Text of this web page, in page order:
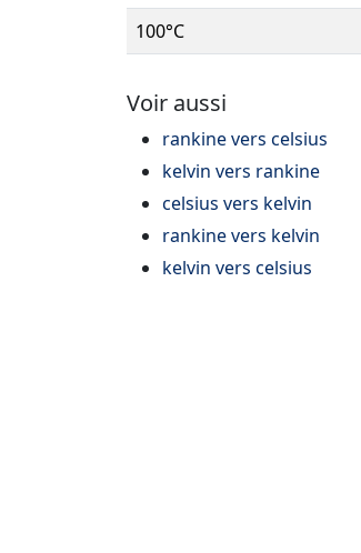
100°C
Voir aussi
rankine vers celsius
kelvin vers rankine
celsius vers kelvin
rankine vers kelvin
kelvin vers celsius